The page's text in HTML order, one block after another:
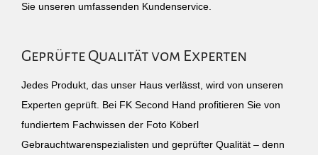
Sie unseren umfassenden Kundenservice.
Geprüfte Qualität vom Experten
Jedes Produkt, das unser Haus verlässt, wird von unseren
Experten geprüft. Bei FK Second Hand profitieren Sie von
fundiertem Fachwissen der Foto Köberl
Gebrauchtwarenspezialisten und geprüfter Qualität – denn